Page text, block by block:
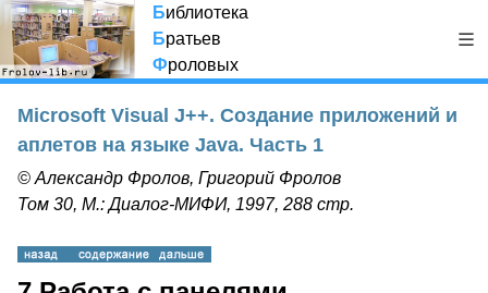
Библиотека
Братьев
Фроловых
Microsoft Visual J++. Создание приложений и
аплетов на языке Java. Часть 1
© Александр Фролов, Григорий Фролов
Том 30, М.: Диалог-МИФИ, 1997, 288 стр.